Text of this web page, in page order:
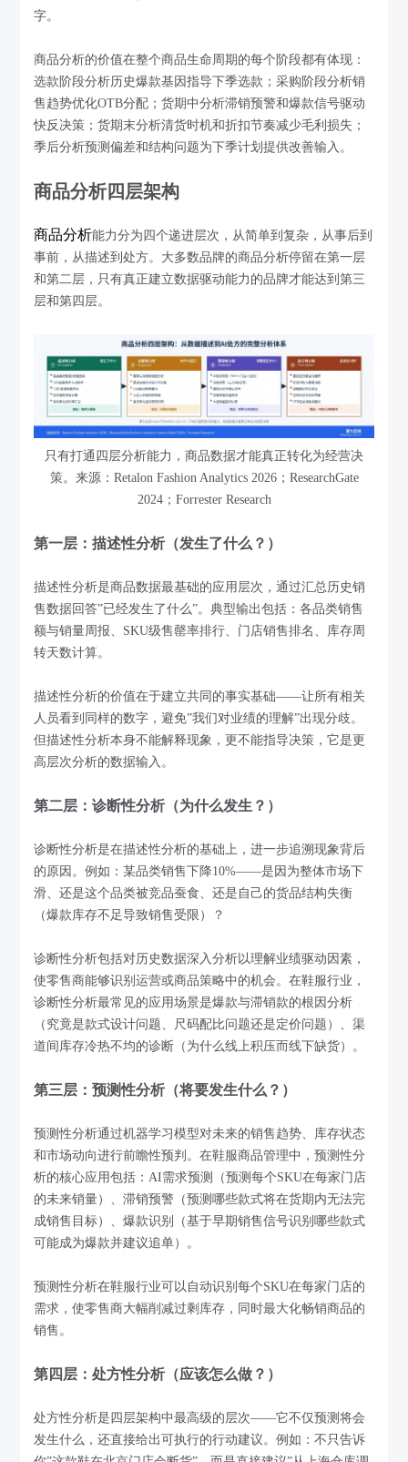
字。
商品分析的价值在整个商品生命周期的每个阶段都有体现：
选款阶段分析历史爆款基因指导下季选款；采购阶段分析销
售趋势优化OTB分配；货期中分析滞销预警和爆款信号驱动
快反决策；货期末分析清货时机和折扣节奏减少毛利损失；
季后分析预测偏差和结构问题为下季计划提供改善输入。
商品分析四层架构
商品分析能力分为四个递进层次，从简单到复杂，从事后到
事前，从描述到处方。大多数品牌的商品分析停留在第一层
和第二层，只有真正建立数据驱动能力的品牌才能达到第三
层和第四层。
只有打通四层分析能力，商品数据才能真正转化为经营决
策。来源：Retalon Fashion Analytics 2026；ResearchGate
2024；Forrester Research
第一层：描述性分析（发生了什么？）
描述性分析是商品数据最基础的应用层次，通过汇总历史销
售数据回答”已经发生了什么”。典型输出包括：各品类销售
额与销量周报、SKU级售罄率排行、门店销售排名、库存周
转天数计算。
描述性分析的价值在于建立共同的事实基础——让所有相关
人员看到同样的数字，避免”我们对业绩的理解”出现分歧。
但描述性分析本身不能解释现象，更不能指导决策，它是更
高层次分析的数据输入。
第二层：诊断性分析（为什么发生？）
诊断性分析是在描述性分析的基础上，进一步追溯现象背后
的原因。例如：某品类销售下降10%——是因为整体市场下
滑、还是这个品类被竞品蚕食、还是自己的货品结构失衡
（爆款库存不足导致销售受限）？
诊断性分析包括对历史数据深入分析以理解业绩驱动因素，
使零售商能够识别运营或商品策略中的机会。在鞋服行业，
诊断性分析最常见的应用场景是爆款与滞销款的根因分析
（究竟是款式设计问题、尺码配比问题还是定价问题）、渠
道间库存冷热不均的诊断（为什么线上积压而线下缺货）。
第三层：预测性分析（将要发生什么？）
预测性分析通过机器学习模型对未来的销售趋势、库存状态
和市场动向进行前瞻性预判。在鞋服商品管理中，预测性分
析的核心应用包括：AI需求预测（预测每个SKU在每家门店
的未来销量）、滞销预警（预测哪些款式将在货期内无法完
成销售目标）、爆款识别（基于早期销售信号识别哪些款式
可能成为爆款并建议追单）。
预测性分析在鞋服行业可以自动识别每个SKU在每家门店的
需求，使零售商大幅削减过剩库存，同时最大化畅销商品的
销售。
第四层：处方性分析（应该怎么做？）
处方性分析是四层架构中最高级的层次——它不仅预测将会
发生什么，还直接给出可执行的行动建议。例如：不只告诉